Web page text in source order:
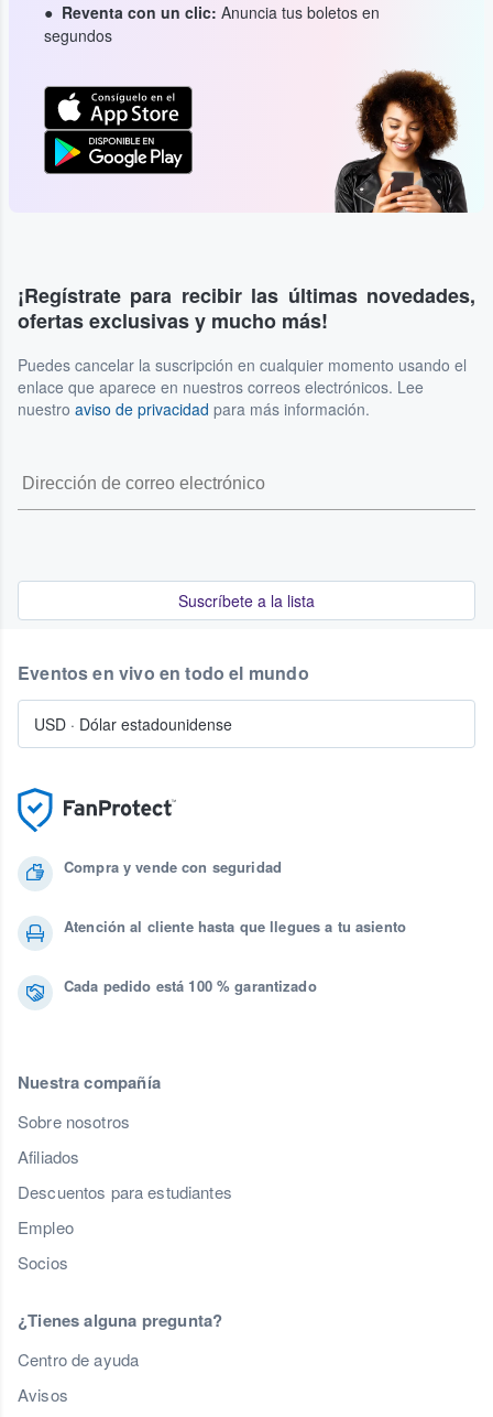
Reventa con un clic: Anuncia tus boletos en
segundos
¡Regístrate para recibir las últimas novedades,
ofertas exclusivas y mucho más!
Puedes cancelar la suscripción en cualquier momento usando el
enlace que aparece en nuestros correos electrónicos. Lee
nuestro aviso de privacidad para más información.
Suscríbete a la lista
Compra y vende con seguridad
Atención al cliente hasta que llegues a tu asiento
Cada pedido está 100 % garantizado
Nuestra compañía
Sobre nosotros
Afiliados
Descuentos para estudiantes
Empleo
Socios
¿Tienes alguna pregunta?
Centro de ayuda
Avisos
Eventos en vivo en todo el mundo
USD · Dólar estadounidense